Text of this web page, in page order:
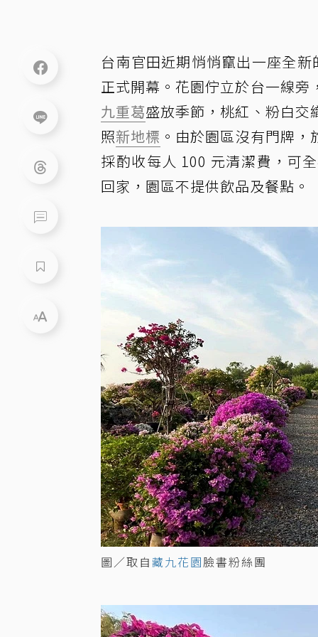
台南官田近期悄悄竄出一座全新
正式開幕。花園佇立於台一線
九重葛盛放季節，桃紅、粉白交
照新地標 。由於園區沒有門牌
採酌收每人 100 元清潔費，可
回家，園區不提供飲品及餐點。
圖／取自 藏九花園臉書粉絲團